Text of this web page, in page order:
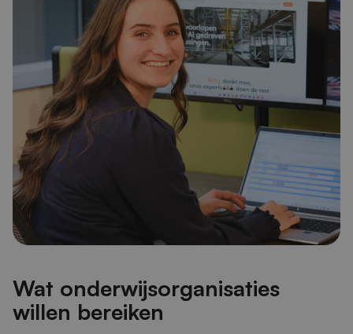
Wat onderwijsorganisaties
willen bereiken